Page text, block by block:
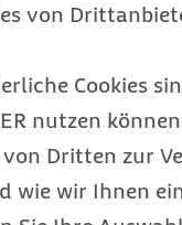
von
Cookies
nutzen
Dritten zur
wie wir Ihnen